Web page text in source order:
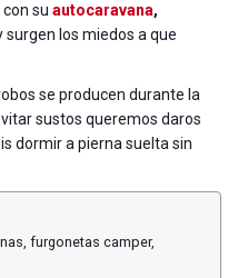
su autocaravana,
surgen los miedos a que
se producen durante la
sustos queremos daros
dormir a pierna suelta sin
furgonetas camper,